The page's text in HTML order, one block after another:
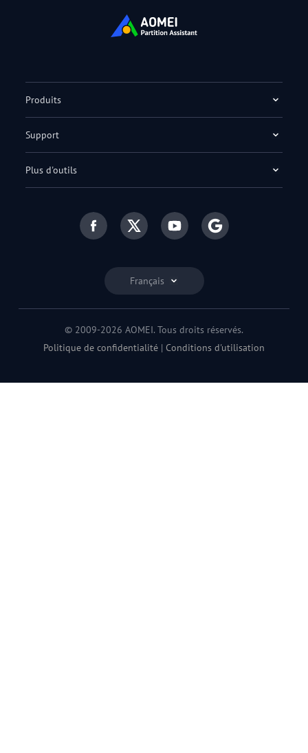
Français
Produits
Support
Plus d'outils
© 2009-2026 AOMEI. Tous droits réservés.
Politique de confidentialité | Conditions d'utilisation